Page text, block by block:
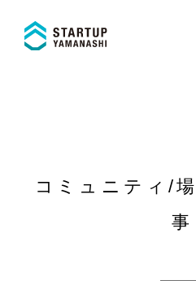
コミュニティ/
事